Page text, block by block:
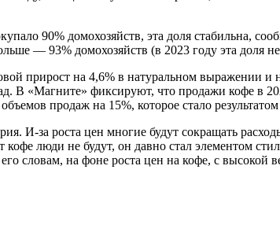
90% домохозяйств, эта доля стабильна,
— 93% домохозяйств (в 2023 году эта доля
прирост на 4,6% в натуральном выражении
В «Магните» фиксируют, что продажи кофе в
продаж на 15%, которое стало
И-за роста цен многие будут сокращать
люди не будут, он давно стал элементом
словам, на фоне роста цен на кофе, с высокой